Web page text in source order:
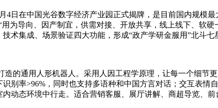
在中国光谷数字经济产业园正式揭牌，是目前国内规模最
为导向、因产制宜，供需对接、开放共享，线上线下、软
术集成、场景验证四大功能，形成“政产学研金服用”北斗
通用人形机器人。采用人因工程学原理，让每一个细节
别率>96%，同时也支持多语种和中国方言对话；交互表
动态环境中行走。适合营销客服、展厅讲解、商超导览、前